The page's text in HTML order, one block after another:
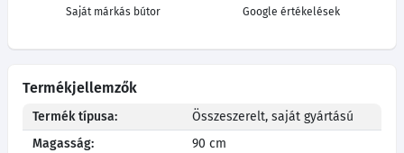
Saját márkás bútor Google értékelések
Termékjellemzők
Termék típusa:
Összeszerelt, saját gyártású
Magasság:
90 cm